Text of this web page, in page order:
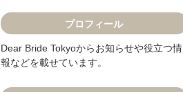
プロフィール
Dear Bride Tokyoからお知らせや役立つ情
報などを載せています。